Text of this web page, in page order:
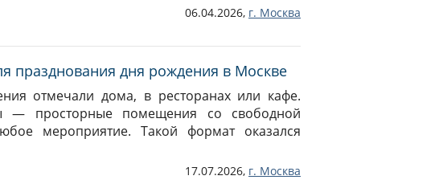
06.04.2026, г. Москва
празднования дня рождения в Москве
отмечали дома, в ресторанах или кафе.
— просторные помещения со свободной
мероприятие. Такой формат оказался
17.07.2026, г. Москва